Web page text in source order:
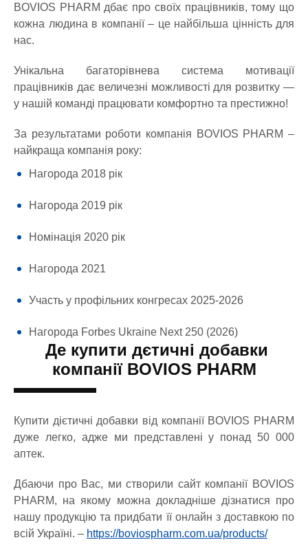
BOVIOS PHARM дбає про своїх працівників, тому що
кожна людина в компанії – це найбільша цінність для
нас.
Унікальна багаторівнева система мотивації
працівників дає величезні можливості для розвитку —
у нашій команді працювати комфортно та престижно!
За результатами роботи компанія BOVIOS PHARM –
найкраща компанія року:
Нагорода 2018 рік
Нагорода 2019 рік
Номінація 2020 рік
Нагорода 2021
Участь у профільних конгресах 2025-2026
Нагорода Forbes Ukraine Next 250 (2026)
Де купити дєтичні добавки
компанії BOVIOS PHARM
Купити дієтичні добавки від компанії BOVIOS PHARM
дуже легко, адже ми представлені у понад 50 000
аптек.
Дбаючи про Вас, ми створили сайт компанії BOVIOS
PHARM, на якому можна докладніше дізнатися про
нашу продукцію та придбати її онлайн з доставкою по
всій Україні. – https://boviospharm.com.ua/products/